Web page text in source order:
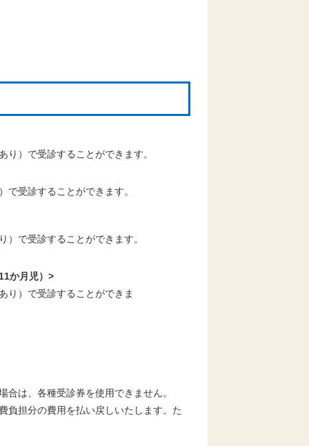
）で受診することができます。
受診することができます。
で受診することができます。
か月児）>
り） で受診すること ができま
は、各種受診券を使用できません。
負担分の費用を払い戻しいたします。た